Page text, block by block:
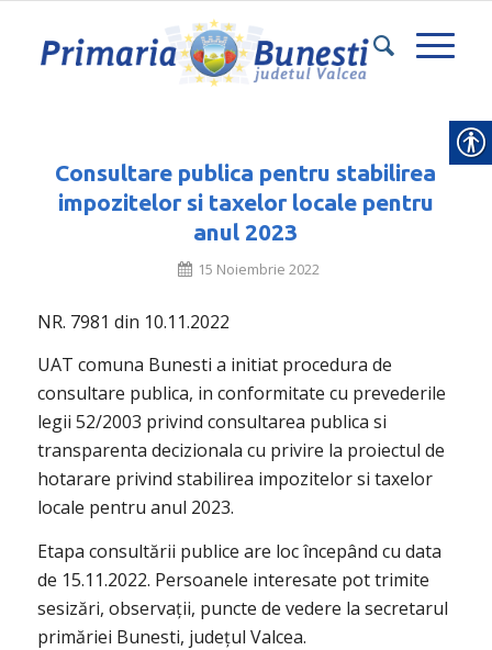
Consultare publica pentru stabilirea
impozitelor si taxelor locale pentru
anul 2023
15 Noiembrie 2022
NR. 7981 din 10.11.2022
UAT comuna Bunesti a initiat procedura de
consultare publica, in conformitate cu prevederile
legii 52/2003 privind consultarea publica si
transparenta decizionala cu privire la proiectul de
hotarare privind stabilirea impozitelor si taxelor
locale pentru anul 2023.
Etapa consultării publice are loc începând cu data
de 15.11.2022. Persoanele interesate pot trimite
sesizări, observații, puncte de vedere la secretarul
primăriei Bunesti, județul Valcea.